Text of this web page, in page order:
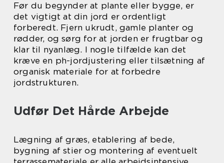
Før du begynder at plante eller bygge, er
det vigtigt at din jord er ordentligt
forberedt. Fjern ukrudt, gamle planter og
rødder, og sørg for at jorden er frugtbar og
klar til nyanlæg. I nogle tilfælde kan det
kræve en ph-jordjustering eller tilsætning af
organisk materiale for at forbedre
jordstrukturen.
Udfør Det Hårde Arbejde
Lægning af græs, etablering af bede,
bygning af stier og montering af eventuelt